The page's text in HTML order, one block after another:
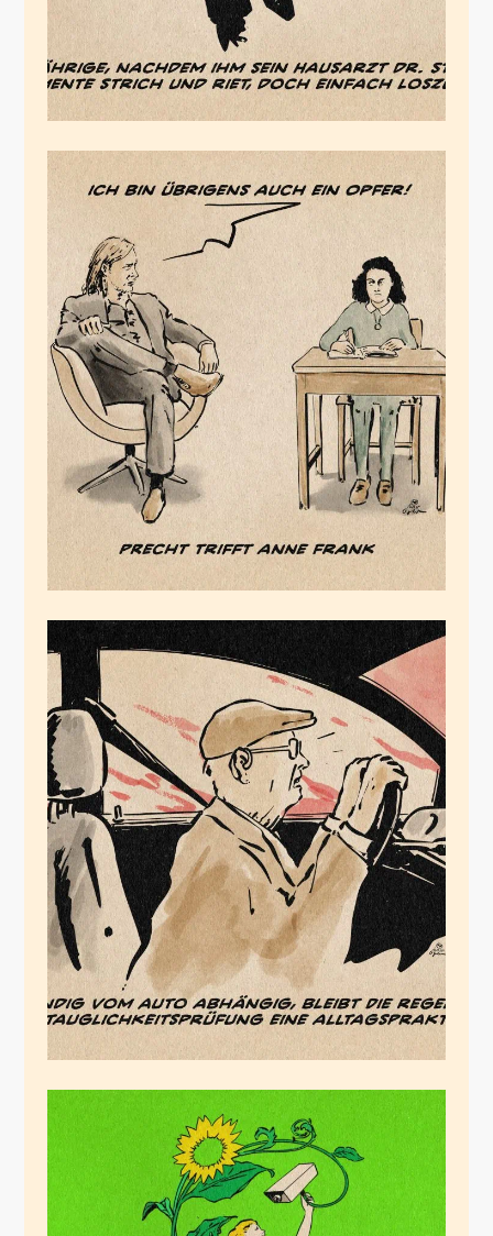
Opferdiskurs
November 17, 2025
Mit dem Auto leben
wir, mit dem Auto
sterben wir
November 16, 2025